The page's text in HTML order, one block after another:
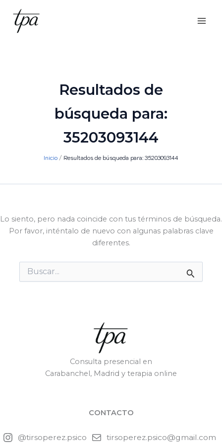
contenido
Resultados de
búsqueda para:
35203093144
Inicio Resultados de búsqueda para: 35203093144
Lo siento, pero nada coincide con tus términos de búsqueda.
Por favor, inténtalo de nuevo con algunas palabras clave
diferentes.
Buscar
por:
Consulta presencial en
Carabanchel, Madrid y terapia online
CONTACTO
@tirsoperez.psico tirsoperez.psico@gmail.com